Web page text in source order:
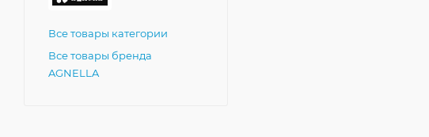
Все товары категории
Все товары бренда
AGNELLA